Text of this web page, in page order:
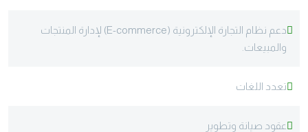
دعم نظام التجارة الإلكترونية (E-commerce) لإدارة المنتجات
والمبيعات.
تعدد اللغات
عقود صيانة وتطوير